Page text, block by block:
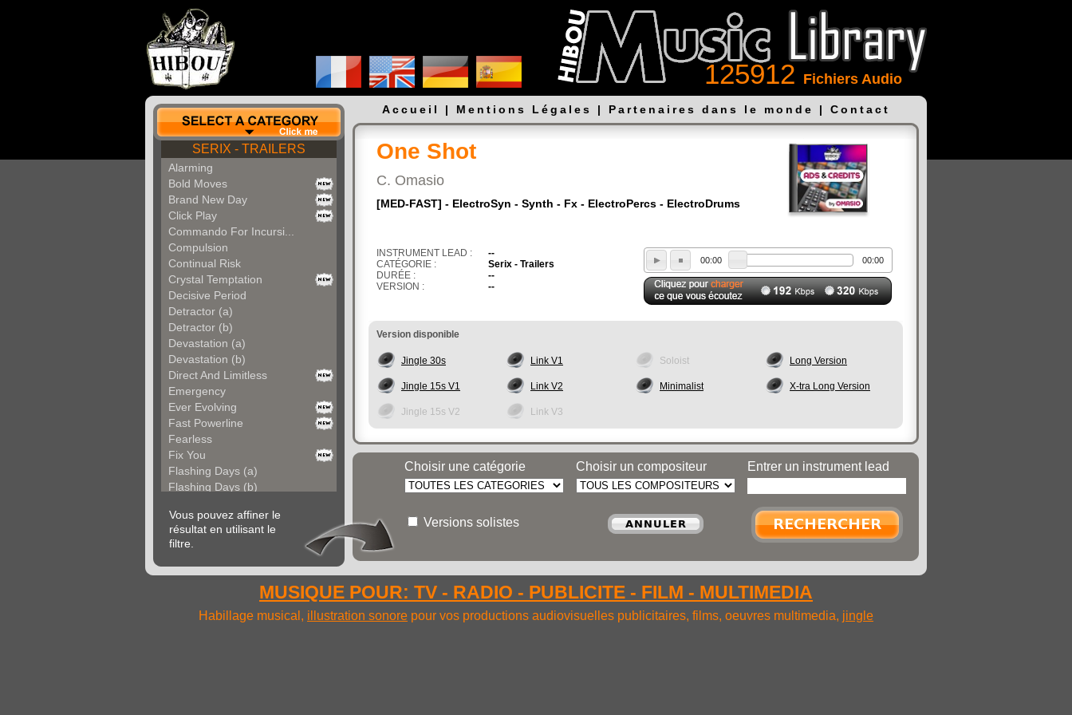
125912 Fichiers Audio
SERIX - TRAILERS
Alarming
Bold Moves
Brand New Day
Click Play
Commando For Incursi...
Compulsion
Continual Risk
Crystal Temptation
Decisive Period
Detractor (a)
Detractor (b)
Devastation (a)
Devastation (b)
Direct And Limitless
Emergency
Ever Evolving
Fast Powerline
Fearless
Fix You
Flashing Days (a)
Flashing Days (b)
Frame It
Fresh Energy
Go Bold
Go Off
Hardline
Vous pouvez affiner le
résultat en utilisant le
filtre.
Accueil | Mentions Légales | Partenaires dans le monde | Contact
One Shot
C. Omasio
[MED-FAST] - ElectroSyn - Synth - Fx - ElectroPercs - ElectroDrums
INSTRUMENT LEAD :
--
CATÉGORIE :
Serix - Trailers
DURÉE :
--
VERSION :
--
00:00 00:00
Version disponible
Jingle 30s Link V1 Soloist Long Version
Jingle 15s V1 Link V2 Minimalist X-tra Long Version
Jingle 15s V2 Link V3
Choisir une catégorie
Versions solistes
Choisir un compositeur Entrer un instrument lead
MUSIQUE POUR: TV - RADIO - PUBLICITE - FILM - MULTIMEDIA
Habillage musical, illustration sonore pour vos productions audiovisuelles publicitaires, films, oeuvres multimedia, jingle